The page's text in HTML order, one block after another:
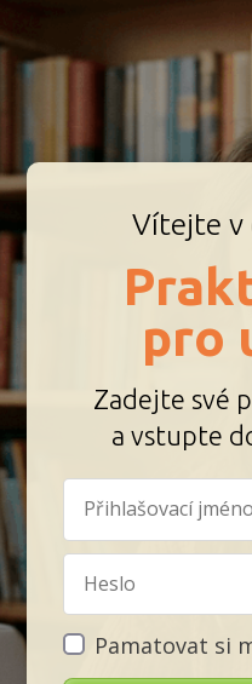
Vítejte v
pro
Zadejte své
a vstupte
Pamatovat si